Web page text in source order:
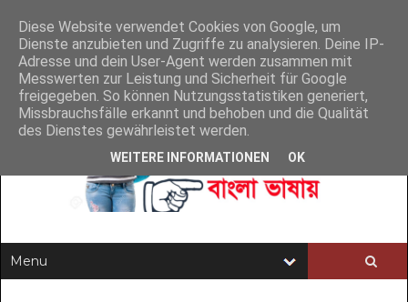
Diese Website verwendet Cookies von Google, um
Dienste anzubieten und Zugriffe zu analysieren. Deine IP-
Adresse und dein User-Agent werden zusammen mit
Messwerten zur Leistung und Sicherheit für Google
freigegeben. So können Nutzungsstatistiken generiert,
Missbrauchsfälle erkannt und behoben und die Qualität
des Dienstes gewährleistet werden.
WEITERE INFORMATIONEN OK